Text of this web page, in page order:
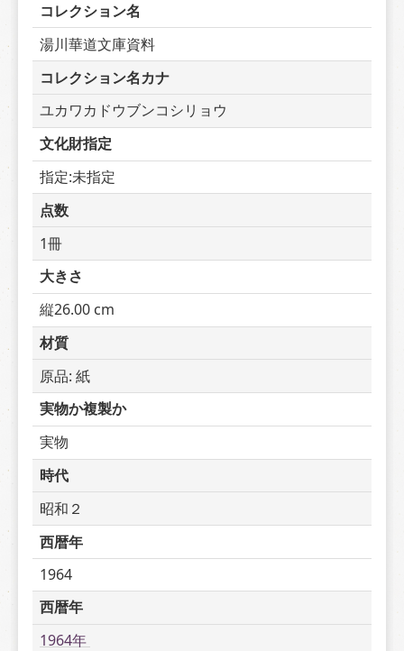
コレクション名
湯川華道文庫資料
コレクション名カナ
ユカワカドウブンコシリョウ
文化財指定
指定:未指定
点数
1冊
大きさ
縦26.00 cm
材質
原品: 紙
実物か複製か
実物
時代
昭和２
西暦年
1964
西暦年
1964年